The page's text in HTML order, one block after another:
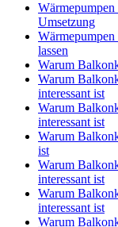
Umsetzung
lassen
Warum
Warum
interessant ist
Warum
interessant ist
Warum
ist
Warum
interessant ist
Warum
interessant ist
Warum